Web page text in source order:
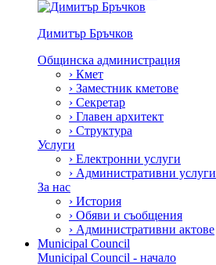
Димитър Бръчков
Общинска администрация
› Кмет
› Заместник кметове
› Секретар
› Главен архитект
› Структура
Услуги
› Електронни услуги
› Административни услуги
За нас
› История
› Обяви и съобщения
› Административни актове
Municipal Council
Municipal Council - начало